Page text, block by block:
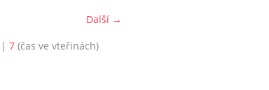
Další →
7(čas ve vteřinách)